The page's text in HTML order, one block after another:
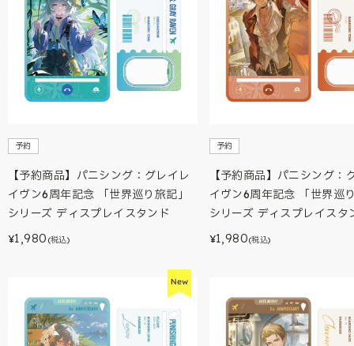
予約
【予約商品】パニシング：グレイレ
イヴン6周年記念 「世界巡り旅記」
シリーズ ディスプレイスタンド
¥1,980 (税込)
予約
【予約商品】パニシング：
イヴン6周年記念 「世界巡
シリーズ ディスプレイスタ
¥1,980(税込)